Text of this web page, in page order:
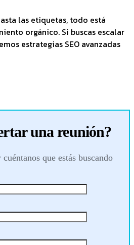
las etiquetas, todo está
orgánico. Si buscas escalar
estrategias SEO avanzadas
una reunión?
que estás buscando